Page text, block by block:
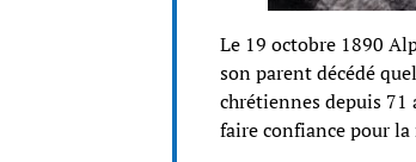
Le 19 octobre 1890
son parent décédé
chrétiennes depuis
faire confiance pour